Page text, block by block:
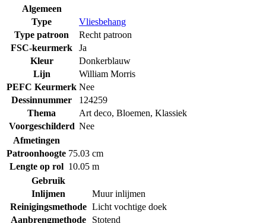
Algemeen
Type
Vliesbehang
Type patroon
Recht patroon
FSC-keurmerk
Ja
Kleur
Donkerblauw
Lijn
William Morris
PEFC Keurmerk Nee
Dessinnummer
124259
Thema
Art deco, Bloemen, Klassiek
Voorgeschilderd Nee
Afmetingen
Patroonhoogte 75.03 cm
Lengte op rol 10.05 m
Gebruik
Inlijmen
Muur inlijmen
Reinigingsmethode Licht vochtige doek
Aanbrengmethode
Stotend